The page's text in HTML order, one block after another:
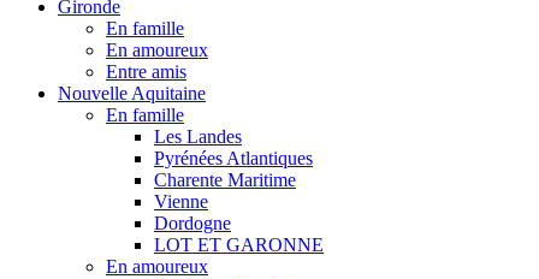
Gironde
En famille
En amoureux
Entre amis
Nouvelle Aquitaine
En famille
Les Landes
Pyrénées Atlantiques
Charente Maritime
Vienne
Dordogne
LOT ET GARONNE
En amoureux